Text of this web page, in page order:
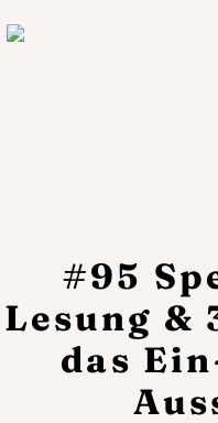
#95
Lesung &
das